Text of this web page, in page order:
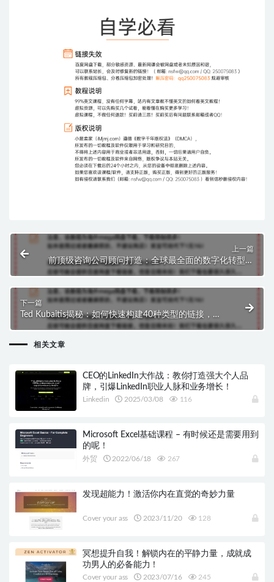
上一篇
前顶级咨询公司顾问打造：全球最全面的数字化转型工
具包！($1,490.00)
下一篇
Ted Kubaitis揭秘：如何快速构建40种类型的链接，提
升SEO效果！ ($97)
相关文章
CEO的LinkedIn大作战：教你打造强大个人品
牌，引爆LinkedIn职业人脉和业务增长！
Linkedin 2025/03/08 116
Microsoft Excel基础课程 – 有时候还是需要用到
的呢！
外贸 2022/06/18 267
发现超能力！激活你内在直觉的奇妙力量
Cover your ass 2023/11/20 128
冥想提升自我！解锁内在的平静力量，成就成
功男人的必备能力！
Cover your ass 2023/07/16 245